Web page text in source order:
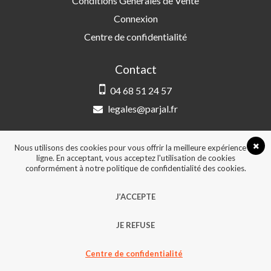
Connexion
Centre de confidentialité
Contact
04 68 51 24 57
legales@parjal.fr
3 Rue Saint-Amand, 66000 Perpignan
© 2026, Tous droits réservés - Design &
Nous utilisons des cookies pour vous offrir la meilleure expérience en
ligne. En acceptant, vous acceptez l'utilisation de cookies
conformément à notre politique de confidentialité des cookies.
J’ACCEPTE
JE REFUSE
Centre de confidentialité